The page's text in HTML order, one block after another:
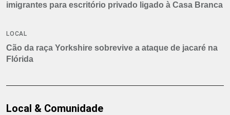
imigrantes para escritório privado ligado à Casa Branca
LOCAL
Cão da raça Yorkshire sobrevive a ataque de jacaré na
Flórida
Local & Comunidade